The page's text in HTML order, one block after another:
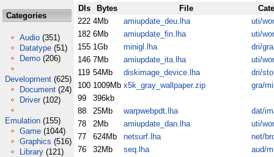
Categories
Audio (351)
Datatype (51)
Demo (206)
Development (625)
Document (24)
Driver (102)
Emulation (155)
Game (1044)
Graphics (516)
Library (121)
Dls Bytes File
222 4Mb amiupdate_deu.lha
uti/wor
182 6Mb amiupdate_fin.lha
uti/wor
155 1Gb minigl.lha
dri/gra
146 7Mb amiupdate_ita.lha
uti/wor
119 54Mb diskimage_device.lha
dri/sto
100 1009Mb x5k_gray_wallpaper.zip
gra/
99
396kb
88
25Mb warpwebpdt.lha
dat/
78
2Mb amiupdate_dan.lha
uti/wor
77
624Mb netsurf.lha
net/
76
32Mb seq.lha
aud/